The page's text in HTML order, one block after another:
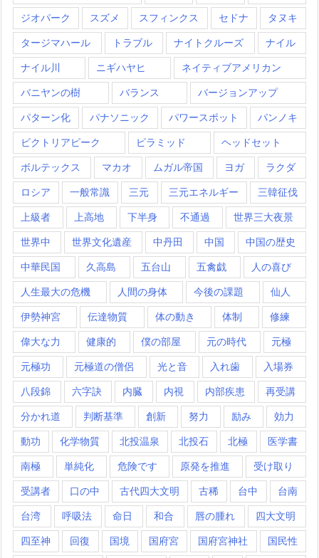
ジオパーク スズメ スフィンクス セドナ タヌキ
タージマハール トラブル ナイトクルーズ ナイル
ナイル川 ニギハヤヒ ネイティブアメリカン
バニヤンの樹 バランス バージョンアップ
パターン化 パナソニック パワースポット パンノキ
ビクトリアピーク ピラミッド ヘッドセット
ボルテックス マカオ ムガル帝国 ヨガ ラクダ
ロシア 一般常識 三元 三元エネルギー 三韓征伐
上級者 上高地 下半身 不通過 世界三大夜景
世界中 世界文化遺産 中丹田 中国 中国の歴史
中華民国 久高島 五台山 五禽戯 人の喜び
人生最大の危機 人間の身体 今後の課題 仙人
伊勢神宮 伝達物質 体の動き 体制 修練
偉大な力 健康的 僕の部屋 元の時代 元極
元極功 元極道の僧侶 光と音 入れ歯 入場券
八段錦 六字訣 内臓 内視 内部疾患 再受講
分かれ道 判断基準 創新 努力 励み 効力
動功 化学物質 北投温泉 北投石 北極 医学書
南極 単純化 危険です 原発を推進 受け取り
受講者 口の中 古代四大文明 古稀 台中 台南
台湾 呼吸法 命日 和合 唇の腫れ 四大文明
四至神 回復 国境 国府宮 国府宮神社 国民性